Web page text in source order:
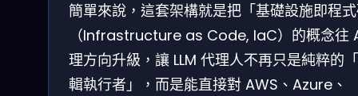
簡單來說，這套架構就是把「基礎設施即程
（Infrastructure as Code, IaC）的概念往
理方向升級，讓 LLM 代理人不再只是純粹的
輯執行者」，而是能直接對 AWS、Azure、